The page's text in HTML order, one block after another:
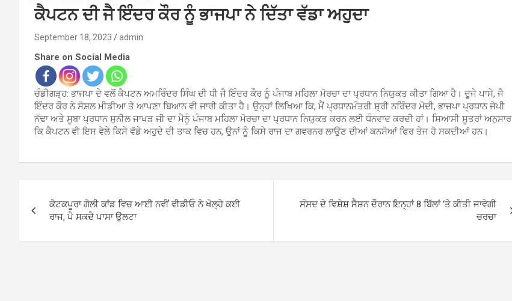
ਕੈਪਟਨ ਦੀ ਜੈ ਇੰਦਰ ਕੌਰ ਨੂੰ ਭਾਜਪਾ ਨੇ ਦਿੱਤਾ ਵੱਡਾ ਅਹੁਦਾ
September 18, 2023 admin
Share on Social Media
ਚੰਡੀਗੜ੍ਹ: ਭਾਜਪਾ ਦੇ ਵਲੋਂ ਕੈਪਟਨ ਅਮਰਿੰਦਰ ਸਿੰਘ ਦੀ ਧੀ ਜੈ ਇੰਦਰ ਕੌਰ ਨੂੰ ਪੰਜਾਬ ਮਹਿਲਾ ਮੋਰਚਾ ਦਾ ਪ੍ਰਧਾਨ ਨਿਯੁਕਤ ਕੀਤਾ ਗਿਆ ਹੈ। ਦੂਜੇ ਪਾਸੇ, ਜੈ
ਇੰਦਰ ਕੌਰ ਨੇ ਸੋਸ਼ਲ ਮੀਡੀਆ ਤੇ ਆਪਣਾ ਬਿਆਨ ਵੀ ਜਾਰੀ ਕੀਤਾ ਹੈ। ਉਨ੍ਹਾਂ ਲਿਖਿਆ ਕਿ, ਮੈਂ ਪ੍ਰਧਾਨਮੰਤਰੀ ਸ਼੍ਰੀ ਨਰਿੰਦਰ ਮੋਦੀ, ਭਾਜਪਾ ਪ੍ਰਧਾਨ ਜੇਪੀ
ਨੱਢਾ ਅਤੇ ਸੂਬਾ ਪ੍ਰਧਾਨ ਸੁਨੀਲ ਜਾਖੜ ਜੀ ਦਾ ਮੈਨੂੰ ਪੰਜਾਬ ਮਹਿਲਾ ਮੋਰਚਾ ਦਾ ਪ੍ਰਧਾਨ ਨਿਯੁਕਤ ਕਰਨ ਲਈ ਧੰਨਵਾਦ ਕਰਦੀ ਹਾਂ। ਸਿਆਸੀ ਸੂਤਰਾਂ ਅਨੁਸਾਰ
ਕਿ ਕੈਪਟਨ ਵੀ ਇਸ ਵੇਲੇ ਕਿਸੇ ਵੱਡੇ ਅਹੁਦੇ ਦੀ ਤਾਕ ਵਿਚ ਹਨ, ਉਨਾਂ ਨੂੰ ਕਿਸੇ ਰਾਜ ਦਾ ਗਵਰਨਰ ਲਾਉਣ ਦੀਆਂ ਕਨਸੋਆਂ ਫਿਰ ਤੇਜ ਹੋ ਸਕਦੀਆਂ ਹਨ।
navigation
ਕੋਟਕਪੂਰਾ ਗੋਲੀ ਕਾਂਡ ਵਿਚ ਆਈ ਨਵੀਂ ਵੀਡੀਓ ਨੇ ਖੋਲ੍ਹੇ ਕਈ
ਰਾਜ, ਪੈ ਸਕਦੈ ਪਾਸਾ ਉਲਟਾ
ਸੰਸਦ ਦੇ ਵਿਸ਼ੇਸ਼ ਸੈਸ਼ਨ ਦੌਰਾਨ ਇਨ੍ਹਾਂ 8 ਬਿੱਲਾਂ ‘ਤੇ ਕੀਤੀ ਜਾਵੇਗੀ
ਚਰਚਾ